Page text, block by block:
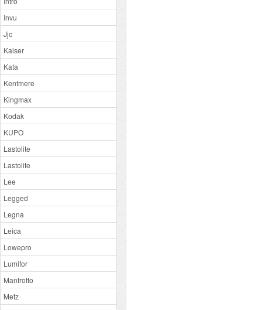
Invu
Jjc
Kaiser
Kata
Kentmere
Kingmax
Kodak
KUPO
Lastolite
Lastolite
Lee
Legged
Legna
Leica
Lowepro
Lumifor
Manfrotto
Metz